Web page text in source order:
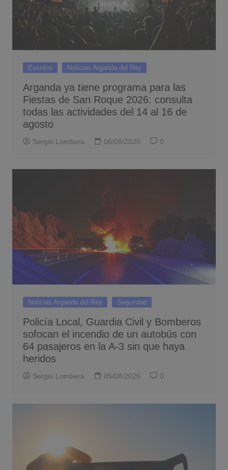
Eventos Noticias Arganda del Rey
Arganda ya tiene programa para las
Fiestas de San Roque 2026: consulta
todas las actividades del 14 al 16 de
agosto
Sergio Lombera 06/08/2026 0
Noticias Arganda del Rey Seguridad
Policía Local, Guardia Civil y Bomberos
sofocan el incendio de un autobús con
64 pasajeros en la A-3 sin que haya
heridos
Sergio Lombera 05/08/2026 0